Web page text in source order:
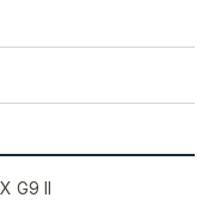
G9 II